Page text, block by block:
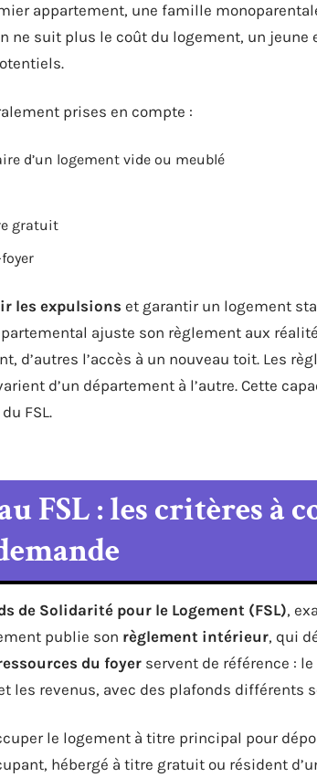
appartement, une famille
ne suit plus le coût du logement, un jeune
prises en compte :
d’un logement vide ou meublé
gratuit
les expulsions et garantir un logement
ajuste son règlement aux
d’autres l’accès à un nouveau toit. Les
d’un département à l’autre. Cette
FSL.
FSL : les critères à
de Solidarité pour le Logement (FSL),
publie son règlement intérieur, qui
du foyer servent de référence :
les revenus, avec des plafonds différents
le logement à titre principal pour
hébergé à titre gratuit ou résident